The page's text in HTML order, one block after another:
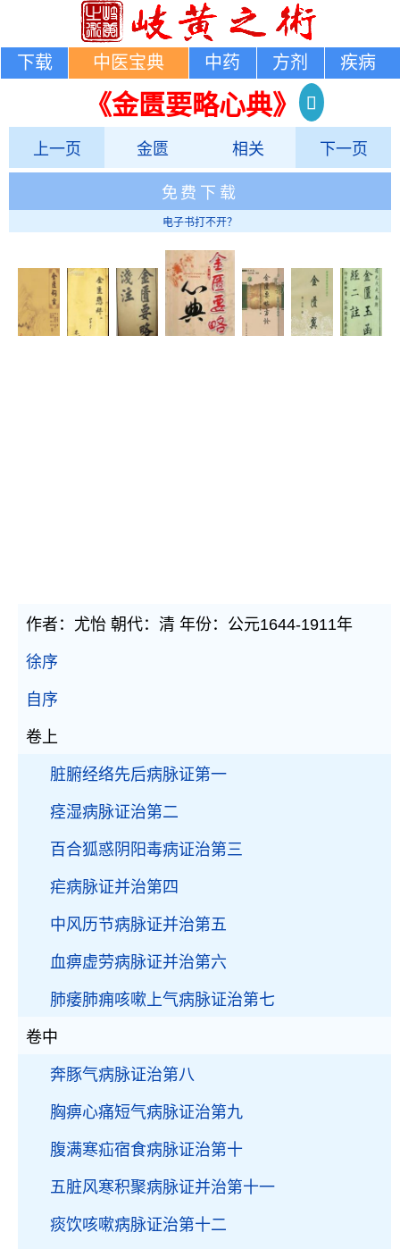
下载 中医宝典 中药 方剂 疾病
《金匮要略心典》
上一页 金匮 相关 下一页
免费下载
电子书打不开？
作者：尤怡 朝代：清 年份：公元1644-1911年
徐序
自序
卷上
脏腑经络先后病脉证第一
痉湿病脉证治第二
百合狐惑阴阳毒病证治第三
疟病脉证并治第四
中风历节病脉证并治第五
血痹虚劳病脉证并治第六
肺痿肺痈咳嗽上气病脉证治第七
卷中
奔豚气病脉证治第八
胸痹心痛短气病脉证治第九
腹满寒疝宿食病脉证治第十
五脏风寒积聚病脉证并治第十一
痰饮咳嗽病脉证治第十二